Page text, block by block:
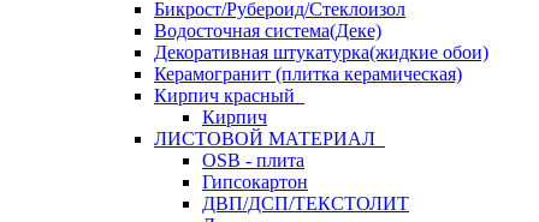
Бикрост/Рубероид/Стеклоизол
Водосточная система(Деке)
Декоративная штукатурка(жидкие обои)
Керамогранит (плитка керамическая)
Кирпич красный
Кирпич
ЛИСТОВОЙ МАТЕРИАЛ
OSB - плита
Гипсокартон
ДВП/ДСП/ТЕКСТОЛИТ